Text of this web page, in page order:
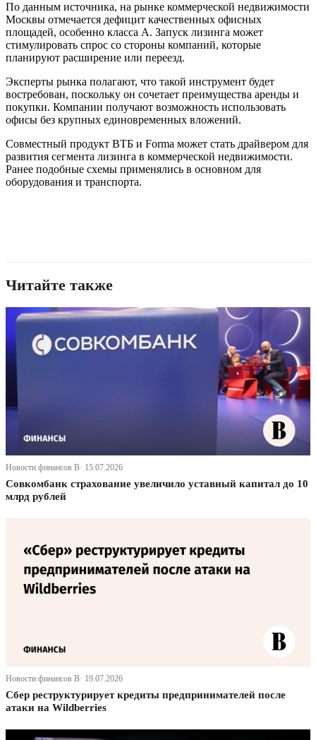
По данным источника, на рынке коммерческой недвижимости
Москвы отмечается дефицит качественных офисных
площадей, особенно класса А. Запуск лизинга может
стимулировать спрос со стороны компаний, которые
планируют расширение или переезд.
Эксперты рынка полагают, что такой инструмент будет
востребован, поскольку он сочетает преимущества аренды и
покупки. Компании получают возможность использовать
офисы без крупных единовременных вложений.
Совместный продукт ВТБ и Forma может стать драйвером для
развития сегмента лизинга в коммерческой недвижимости.
Ранее подобные схемы применялись в основном для
оборудования и транспорта.
Читайте также
Новости финансов В· 15.07.2026
Совкомбанк страхование увеличило уставный капитал до 10
млрд рублей
Новости финансов В· 19.07.2026
Сбер реструктурирует кредиты предпринимателей после
атаки на Wildberries